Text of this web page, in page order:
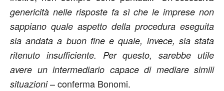
genericità nelle risposte fa sì che le imprese non
sappiano quale aspetto della procedura eseguita
sia andata a buon fine e quale, invece, sia stata
ritenuto insufficiente. Per questo, sarebbe utile
avere un intermediario capace di mediare simili
situazioni– conferma Bonomi.